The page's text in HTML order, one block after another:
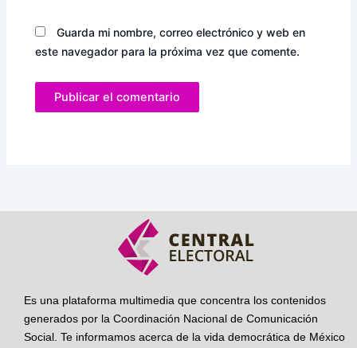
Guarda mi nombre, correo electrónico y web en
este navegador para la próxima vez que comente.
Es una plataforma multimedia que concentra los contenidos
generados por la Coordinación Nacional de Comunicación
Social. Te informamos acerca de la vida democrática de México